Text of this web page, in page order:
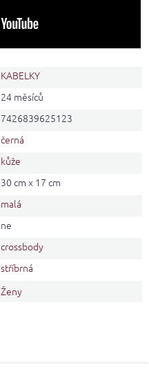
KABELKY
24 měsíců
7426839625123
černá
kůže
30 cm x 17 cm
malá
ne
crossbody
stříbrná
Ženy